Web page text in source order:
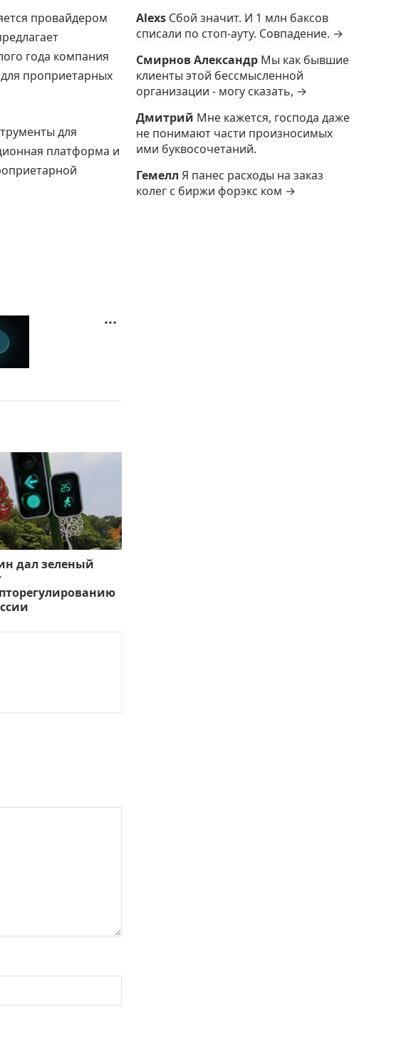
провайдером
года компания
проприетарных
для
платформа и
дал зеленый
Alexs Сбой значит. И 1 млн баксов
списали по стоп-ауту. Совпадение. →
Смирнов Александр Мы как бывшие
клиенты этой бессмысленной
организации - могу сказать, →
Дмитрий Мне кажется, господа даже
не понимают части произносимых
ими буквосочетаний.
Гемелл Я панес расходы на заказ
колег с биржи форэкс ком →